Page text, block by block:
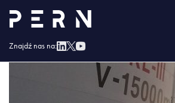
Znajdź nas na:
budowa_koluszki_102018-1-1024×474